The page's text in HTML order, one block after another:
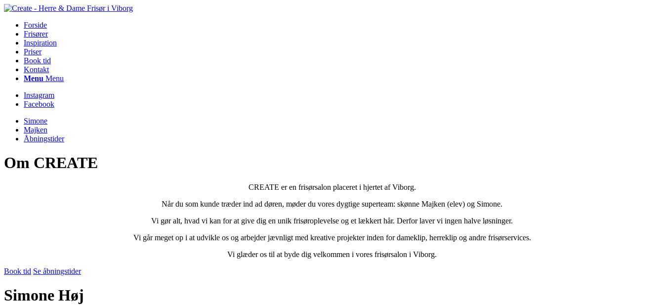
Forside
Frisører
Inspiration
Priser
Book tid
Kontakt
Menu Menu
Instagram
Facebook
Simone
Majken
Åbningstider
Om CREATE
CREATE er en frisørsalon placeret i hjertet af Viborg.
Når du som kunde træder ind ad døren, møder du vores dygtige superteam: skønne Majken (elev) og Simone.
Vi gør alt, hvad vi kan for at give dig en unik frisøroplevelse og et lækkert hår. Derfor laver vi ingen halve løsninger.
Vi går meget op i at udvikle os og arbejder jævnligt med kreative projekter inden for dameklip, herreklip og andre frisørservices.
Vi glæder os til at byde dig velkommen i vores frisørsalon i Viborg.
Book tid Se åbningstider
Simone Høj